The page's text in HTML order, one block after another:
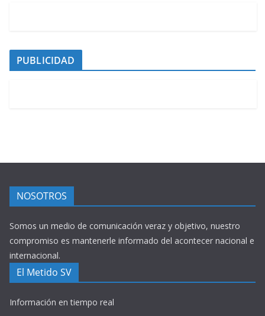
PUBLICIDAD
NOSOTROS
Somos un medio de comunicación veraz y objetivo, nuestro
compromiso es mantenerle informado del acontecer nacional e
internacional.
El Metido SV
Información en tiempo real